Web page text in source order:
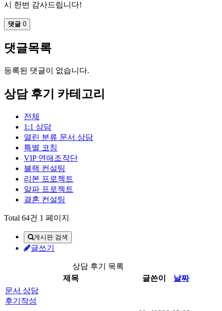
시 한번 감사드립니다!
댓글 0
댓글목록
등록된 댓글이 없습니다.
상담 후기 카테고리
전체
1:1 상담
열린 분류 문서 상담
특별 코칭
VIP 연애조작단
블랙 컨설팅
리본 프로젝트
알파 프로젝트
결혼 컨설팅
Total 64건 1 페이지
게시판 검색
글쓰기
상담 후기 목록
제목
글쓴이
날짜
문서 상담
후기작성